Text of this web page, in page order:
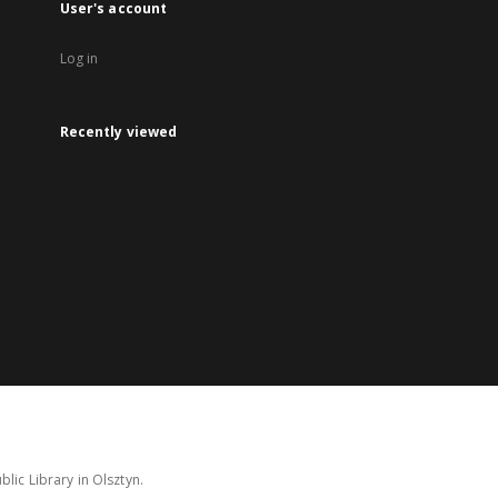
User's account
Log in
Recently viewed
Library in Olsztyn.